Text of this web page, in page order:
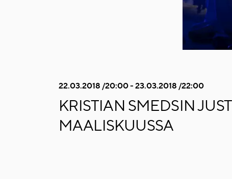
22.03.2018 /20:00 - 23.03.2018 /22:00
KRISTIAN SMEDSIN
MAALISKUUSSA